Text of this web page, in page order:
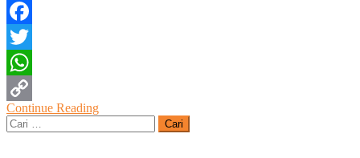
Facebook
Twitter
WhatsApp
Copy
Continue Reading
Cari
untuk: